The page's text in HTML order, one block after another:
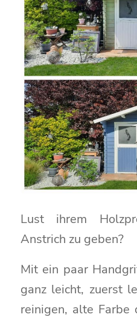
Lust ihrem
Anstrich zu geben?
Mit ein paar
ganz leicht, zuerst
reinigen, alte Farbe